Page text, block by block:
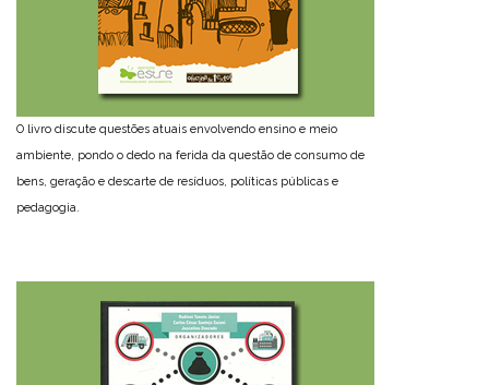
O livro discute questões atuais envolvendo ensino e meio
ambiente, pondo o dedo na ferida da questão de consumo de
bens, geração e descarte de resíduos, políticas públicas e
pedagogia.